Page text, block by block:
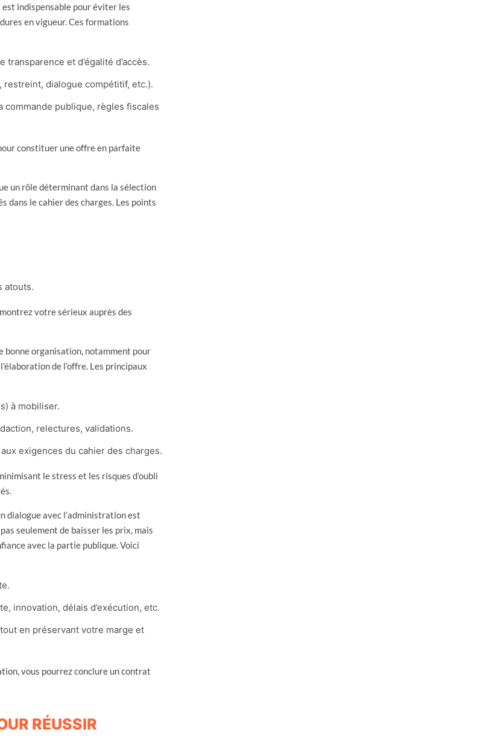
indispensable pour éviter les
en vigueur. Ces formations
et d’égalité d’accès.
restreint, dialogue compétitif, etc.).
publique, règles fiscales
constituer une offre en parfaite
un rôle déterminant dans la sélection
dans le cahier des charges. Les points
atouts.
votre sérieux auprès des
bonne organisation, notamment pour
de l’offre. Les principaux
à mobiliser.
relectures, validations.
exigences du cahier des charges.
le stress et les risques d’oubli
dialogue avec l’administration est
seulement de baisser les prix, mais
avec la partie publique. Voici
innovation, délais d’exécution, etc.
en préservant votre marge et
vous pourrez conclure un contrat
RÉUSSIR